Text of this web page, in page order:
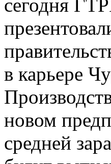
сегодня
в карьере
новом
средней